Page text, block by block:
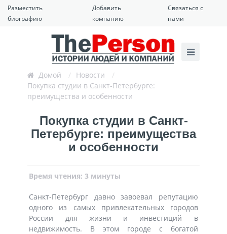
Разместить
биографию
Добавить
компанию
Связаться с
нами
Домой / Новости
/
Покупка студии в Санкт-Петербурге:
преимущества и особенности
Покупка студии в Санкт-
Петербурге: преимущества
и особенности
Время чтения: 3 минуты
Санкт-Петербург давно завоевал репутацию
одного из самых привлекательных городов
России для жизни и инвестиций в
недвижимость. В этом городе с богатой